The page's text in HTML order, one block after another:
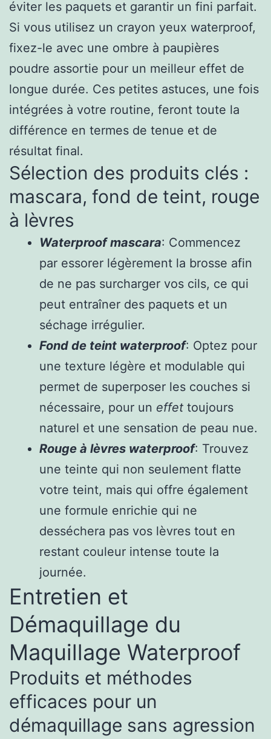
éviter les paquets et garantir un fini parfait.
Si vous utilisez un crayon yeux waterproof,
fixez-le avec une ombre à paupières
poudre assortie pour un meilleur effet de
longue durée. Ces petites astuces, une fois
intégrées à votre routine, feront toute la
différence en termes de tenue et de
résultat final.
Sélection des produits clés :
mascara, fond de teint, rouge
à lèvres
Waterproof mascara: Commencez
par essorer légèrement la brosse afin
de ne pas surcharger vos cils, ce qui
peut entraîner des paquets et un
séchage irrégulier.
Fond de teint waterproof: Optez pour
une texture légère et modulable qui
permet de superposer les couches si
nécessaire, pour un effet toujours
naturel et une sensation de peau nue.
Rouge à lèvres waterproof: Trouvez
une teinte qui non seulement flatte
votre teint, mais qui offre également
une formule enrichie qui ne
desséchera pas vos lèvres tout en
restant couleur intense toute la
journée.
Entretien et
Démaquillage du
Maquillage Waterproof
Produits et méthodes
efficaces pour un
démaquillage sans agression